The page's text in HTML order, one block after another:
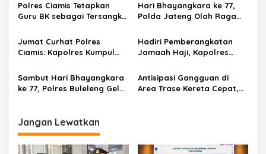
p
o
s
dan Dedikasi dalam
Polres Ciamis Tetapkan
Guru BK sebagai Tersangka
Hari Bhayangkara ke 77,
Polda Jateng Olah Raga
Jumat Curhat Polres
Ciamis: Kapolres Kumpul
Pangkalan Ojek Cipicung
Hadiri Pemberangkatan
Jamaah Haji, Kapolres
Berjalan Lancar
Sambut Hari Bhayangkara
ke 77, Polres Buleleng Gelar
Antisipasi Gangguan di
Area Trase Kereta Cepat,
Jangan Lewatkan